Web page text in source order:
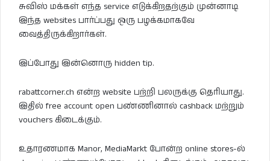
சுவிஸ் மக்கள் எந்த service எடுக்கிறதற்கும் முன்னாடி
இந்த websites பார்ப்பது ஒரு பழக்கமாகவே
வைத்திருக்கிறார்கள்.
இப்போது இன்னொரு hidden tip.
rabattcorner.ch என்ற website பற்றி பலருக்கு தெரியாது.
இதில் free account open பண்ணினால் cashback மற்றும்
vouchers கிடைக்கும்.
உதாரணமாக Manor, MediaMarkt போன்ற online stores-ல்